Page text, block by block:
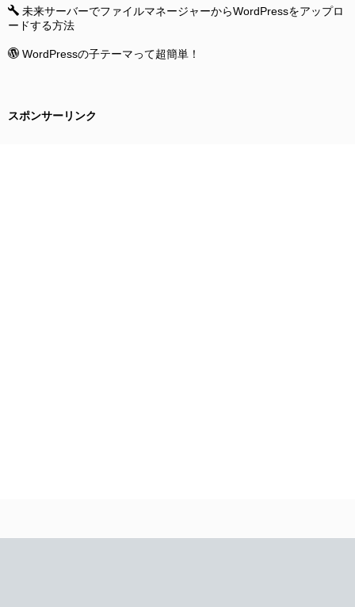
未来サーバーでファイルマネージャーからWordPressをアップロ
ードする方法
WordPressの子テーマって超簡単！
スポンサーリンク